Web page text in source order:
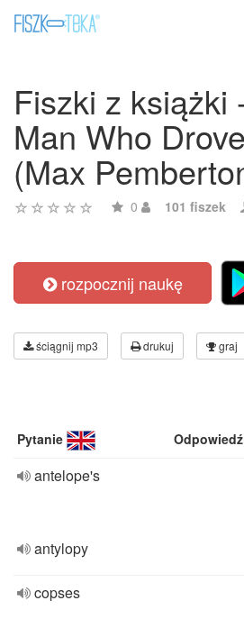
Fiszki z książki
Man Who
(Max
0 101 fiszek
rozpocznij naukę
ściągnij mp3 drukuj graj
Pytanie Odpowiedź
antelope's
antylopy
copses